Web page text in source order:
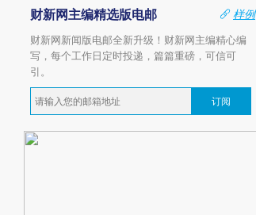
财新网主编精选版电邮
样例
财新网新闻版电邮全新升级！财新网主编精心编
写，每个工作日定时投递，篇篇重磅，可信可
引。
订阅